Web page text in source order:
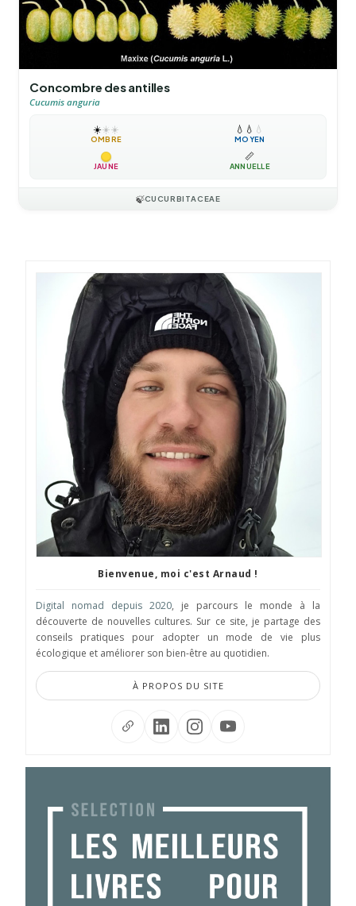
Concombre des antilles
Cucumis anguria
☀️☀️☀️
OMBRE
💧 💧 💧
MOYEN
JAUNE
📏
ANNUELLE
🍃CUCURBITACEAE
Bienvenue, moi c'est Arnaud !
Digital nomad depuis 2020, je parcours le monde à la
découverte de nouvelles cultures. Sur ce site, je partage des
conseils pratiques pour adopter un mode de vie plus
écologique et améliorer son bien-être au quotidien.
À PROPOS DU SITE